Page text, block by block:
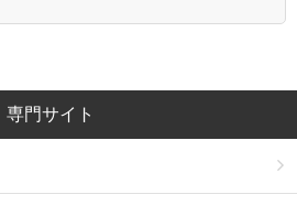
専門サイト